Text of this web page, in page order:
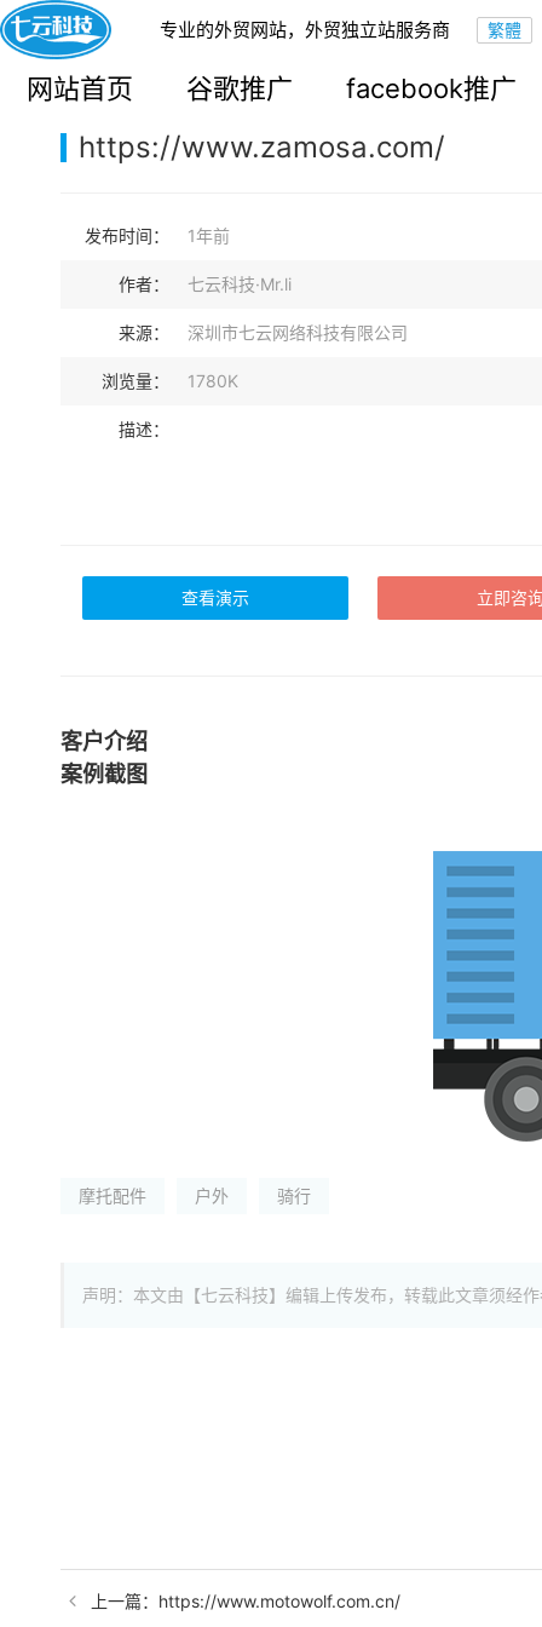
专业的外贸网站，外贸独立站服务商
网站首页 谷歌推广 facebook推广
您的当前位置： 网站首页>案例展示>B2B外贸独立站
https://www.zamosa.com/
发布时间： 1年前
作者： 七云科技·Mr.li
来源： 深圳市七云网络科技有限公司
浏览量： 1780K
描述：
查看演示 立即咨
客户介绍
案例截图
摩托配件 户外 骑行
声明：本文由【七云科技】编辑上传发布，转载此文章须经
上一篇：https://www.motowolf.com.cn/